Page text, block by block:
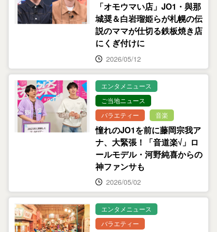
「オモウマい店」JO1・與那
城奨＆白岩瑠姫らが札幌の伝
説のママが仕切る鉄板焼き店
にくぎ付けに
2026/05/12
エンタメニュース
ご当地ニュース
バラエティー
音楽
憧れのJO1を前に藤岡宗我ア
ナ、大緊張！「音道楽√」ロ
ールモデル・河野純喜からの
神ファンサも
2026/05/02
エンタメニュース
バラエティー